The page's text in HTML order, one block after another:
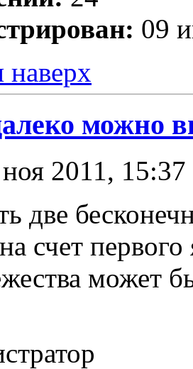
09
наверх
можно
2011, 15:37
две
счет
может